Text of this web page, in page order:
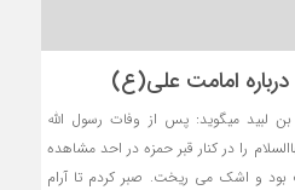
امامت علی(ع)
لبید میگوید: پس از وفات رسول الله
را در کنار قبر حمزه در احد مشاهده
و اشک می ریخت. صبر کردم تا آرام